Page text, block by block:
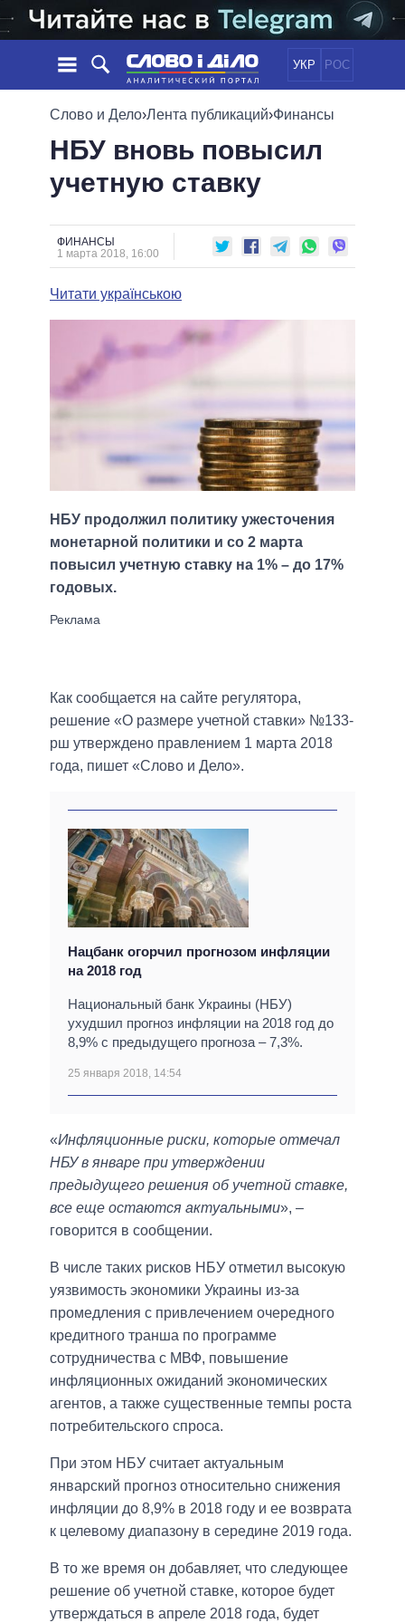
УКР РОС
НОВОСТИ
ЛЕНТА
СОБЫТИЯ
МНЕНИЯ
ОБЗОРЫ
ДАЙДЖЕСТЫ
ПОЛИТИКА
ЭКОНОМИКА
ОБЕЩАНИЯ
ПОЛИТИКИ
ВСЕ ПОЛИТИКИ
ПРЕЗИДЕНТ И ОФИС
ВЕРХОВНАЯ РАДА
ГЛАВЫ ОБЛАДМИНИСТРАЦИЙ
МЭРЫ
ВСЕ ПЕРСОНЫ
ИНФОГРАФИКА
ВИДЕО
СРАВНЕНИЕ ПОЛИТИКОВ
Слово и Дело›Лента публикаций›Финансы
НБУ вновь повысил
учетную ставку
ФИНАНСЫ
1 марта 2018, 16:00
Читати українською
НБУ продолжил политику ужесточения
монетарной политики и со 2 марта
повысил учетную ставку на 1% – до 17%
годовых.
Как сообщается на сайте регулятора,
решение «О размере учетной ставки» №133-
рш утверждено правлением 1 марта 2018
года, пишет «Слово и Дело».
Нацбанк огорчил прогнозом инфляции
на 2018 год
Национальный банк Украины (НБУ)
ухудшил прогноз инфляции на 2018 год до
8,9% с предыдущего прогноза – 7,3%.
25 января 2018, 14:54
«Инфляционные риски, которые отмечал
НБУ в январе при утверждении
предыдущего решения об учетной ставке,
все еще остаются актуальными», –
говорится в сообщении.
В числе таких рисков НБУ отметил высокую
уязвимость экономики Украины из-за
промедления с привлечением очередного
кредитного транша по программе
сотрудничества с МВФ, повышение
инфляционных ожиданий экономических
агентов, а также существенные темпы роста
потребительского спроса.
При этом НБУ считает актуальным
январский прогноз относительно снижения
инфляции до 8,9% в 2018 году и ее возврата
к целевому диапазону в середине 2019 года.
В то же время он добавляет, что следующее
решение об учетной ставке, которое будет
утверждаться в апреле 2018 года, будет